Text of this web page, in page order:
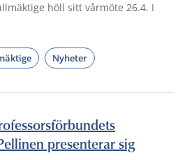
höll sitt vårmöte 26.4. I
Nyheter
presenterar sig